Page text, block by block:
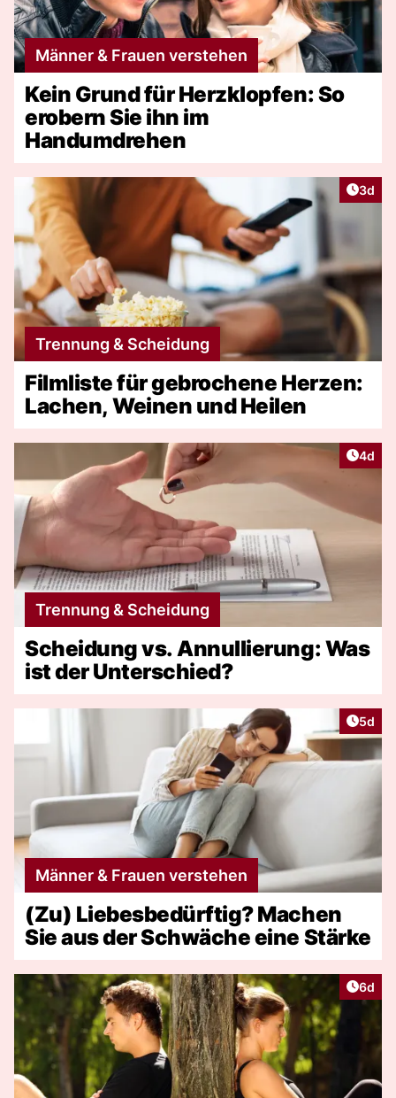
Männer & Frauen verstehen
Kein Grund für Herzklopfen: So
erobern Sie ihn im
Handumdrehen
3d
Trennung & Scheidung
Filmliste für gebrochene Herzen:
Lachen, Weinen und Heilen
4d
Trennung & Scheidung
Scheidung vs. Annullierung: Was
ist der Unterschied?
5d
Männer & Frauen verstehen
(Zu) Liebesbedürftig? Machen
Sie aus der Schwäche eine Stärke
6d